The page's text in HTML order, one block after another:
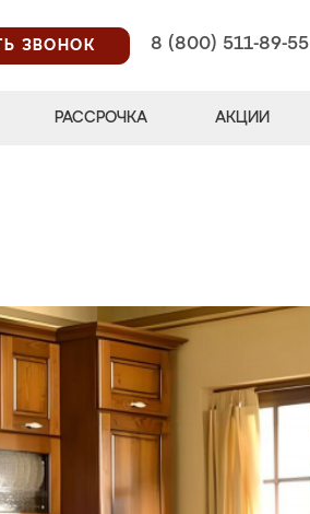
ЗВОНОК
8 (800) 511-89-55
РАССРОЧКА АКЦИИ